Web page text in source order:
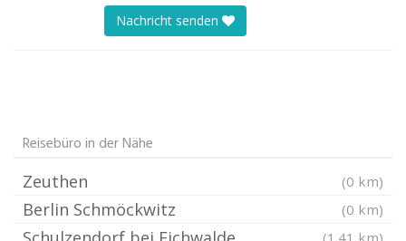
Nachricht senden
Reisebüro in der Nähe
Zeuthen (0 km)
Berlin Schmöckwitz (0 km)
(1.41 km)